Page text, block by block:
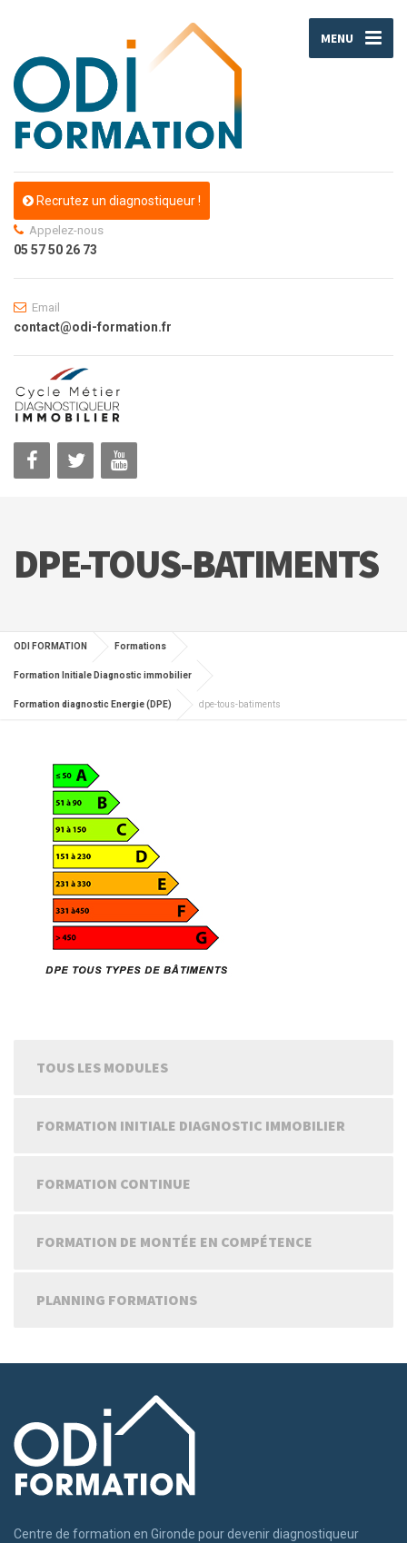
MENU
Recrutez un diagnostiqueur !
Appelez-nous
05 57 50 26 73
Email
contact@odi-formation.fr
DPE-TOUS-BATIMENTS
ODI FORMATION Formations
Formation Initiale Diagnostic immobilier
Formation diagnostic Energie (DPE) dpe-tous-batiments
TOUS LES MODULES
FORMATION INITIALE DIAGNOSTIC IMMOBILIER
FORMATION CONTINUE
FORMATION DE MONTÉE EN COMPÉTENCE
PLANNING FORMATIONS
Centre de formation en Gironde pour devenir diagnostiqueur